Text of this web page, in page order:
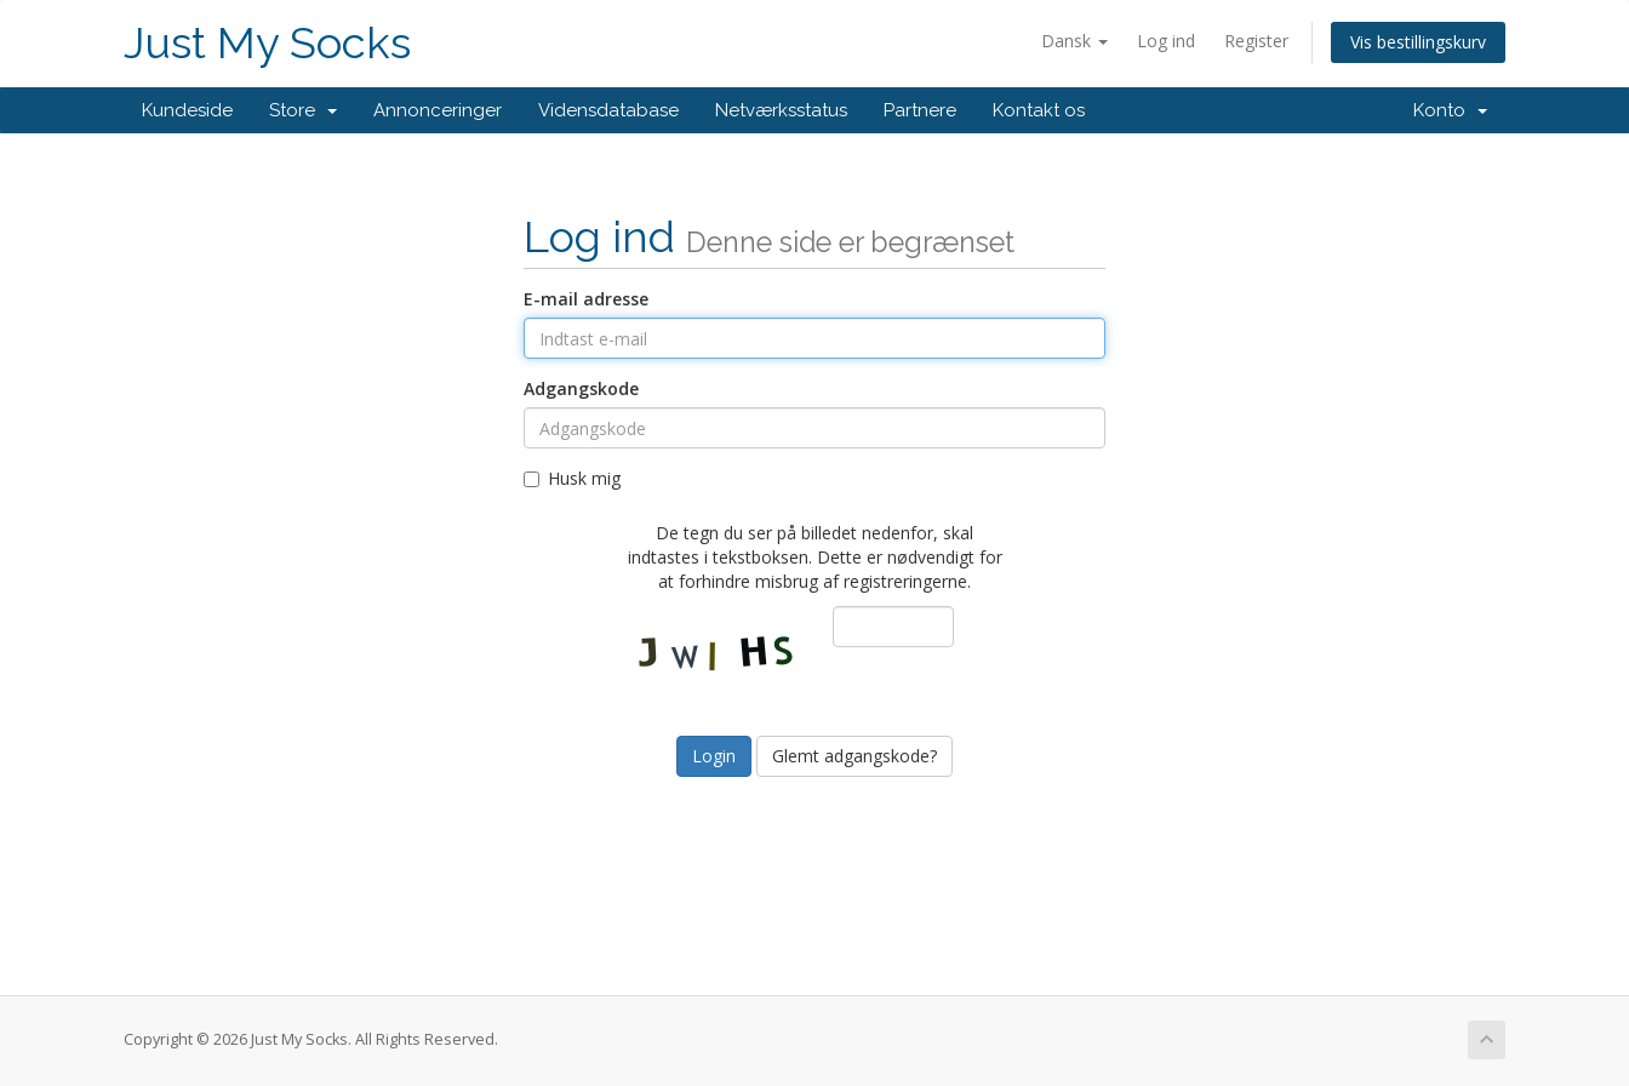
Dansk Log ind Register Vis bestillingskurv
Just My Socks
Kundeside Store Annonceringer Vidensdatabase Netværksstatus Partnere Kontakt os Konto
Log ind Denne side er begrænset
E-mail adresse
Adgangskode
Husk mig
De tegn du ser på billedet nedenfor, skal
indtastes i tekstboksen. Dette er nødvendigt for
at forhindre misbrug af registreringerne.
Glemt adgangskode?
Copyright © 2026 Just My Socks. All Rights Reserved.